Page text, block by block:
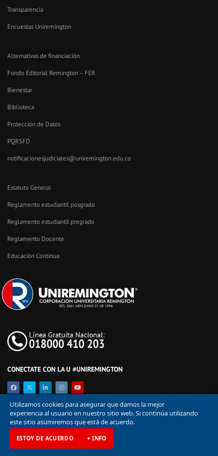
Transparencia
Encuestas Uniremington
Alternativas de financiación
Fondo Editorial Remington – FER
Bienestar
Biblioteca
Protección de Datos
PQRSFD
notificacionesjudiciales@uniremington.edu.co
Estatuto General
Reglamento estudiantil posgrado
Reglamento estudiantil pregrado
Reglamento Docente
Educación Continua
CONECTATE CON LA U #UNIREMINGTON
© Corporación Universitaria Remington 2026
Utilizamos cookies para asegurar que damos la mejor
experiencia al usuario en nuestro sitio web. Si continúa utilizando
este sitio asumiremos que está de acuerdo.
ESTOY DE ACUERDO + INFO